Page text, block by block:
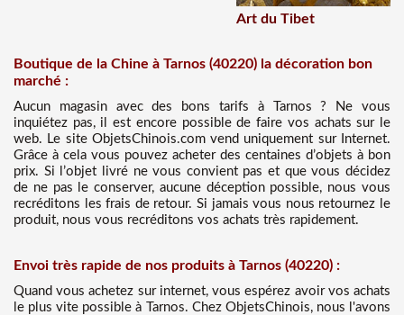
Art du Tibet
Boutique de la Chine à Tarnos (40220) la décoration bon
marché :
Aucun magasin avec des bons tarifs à Tarnos ? Ne vous
inquiétez pas, il est encore possible de faire vos achats sur le
web. Le site ObjetsChinois.com vend uniquement sur Internet.
Grâce à cela vous pouvez acheter des centaines d’objets à bon
prix. Si l’objet livré ne vous convient pas et que vous décidez
de ne pas le conserver, aucune déception possible, nous vous
recréditons les frais de retour. Si jamais vous nous retournez le
produit, nous vous recréditons vos achats très rapidement.
Envoi très rapide de nos produits à Tarnos (40220) :
Quand vous achetez sur internet, vous espérez avoir vos achats
le plus vite possible à Tarnos. Chez ObjetsChinois, nous l'avons